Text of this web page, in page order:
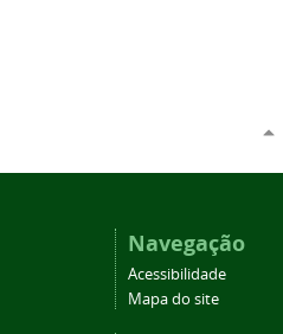
Navegação
Acessibilidade
Mapa do site